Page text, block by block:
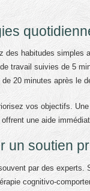
des habitudes
travail suivies de 5
20 minutes après le
vos objectifs.
une aide
un soutien
par des
cognitivo-